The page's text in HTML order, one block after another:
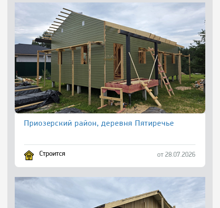
Приозерский район, деревня Пятиречье
Строится от 28.07.2026